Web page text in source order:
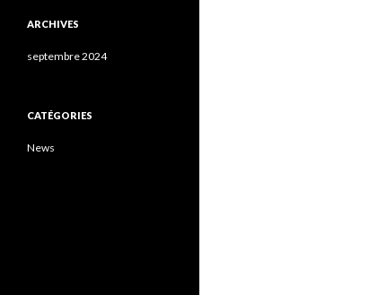
ARCHIVES
septembre 2024
CATÉGORIES
News